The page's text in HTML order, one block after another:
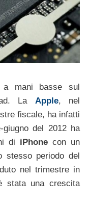
a mani basse sul
La Apple, nel
fiscale, ha infatti
del 2012 ha
di iPhonecon un
stesso periodo del
nel trimestre in
stata una crescita